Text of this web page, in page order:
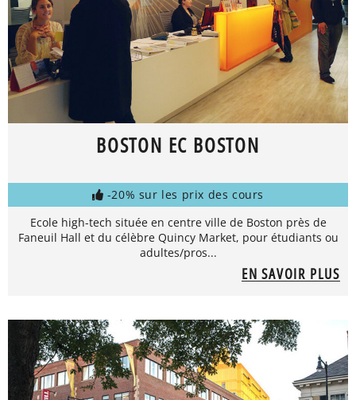
BOSTON EC BOSTON
-20% sur les prix des cours
Ecole high-tech située en centre ville de Boston près de
Faneuil Hall et du célèbre Quincy Market, pour étudiants ou
adultes/pros...
EN SAVOIR PLUS